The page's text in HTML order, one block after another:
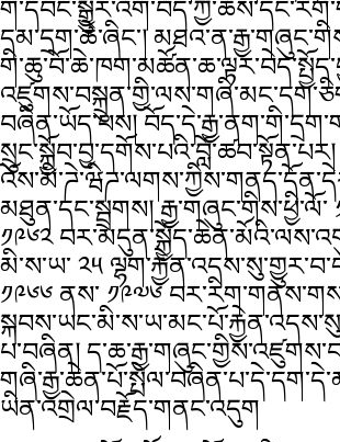
དམ་དྲག་ཆེ་ཞིང་།
བཞིན་ཡོད་པས།
མཐུན་དང་སྦྲགས། རྒྱ་གཞུང་གིས་ཕྱི་ལོ་
༡༩༦༢
མི་ས་ཡ་ ༢༥
༡༩༦༦ ནས་ ༡༩༧༦
པ་བཞིན།
ཡིན་འགྲེལ་བརྗོད་གནང་འདུག